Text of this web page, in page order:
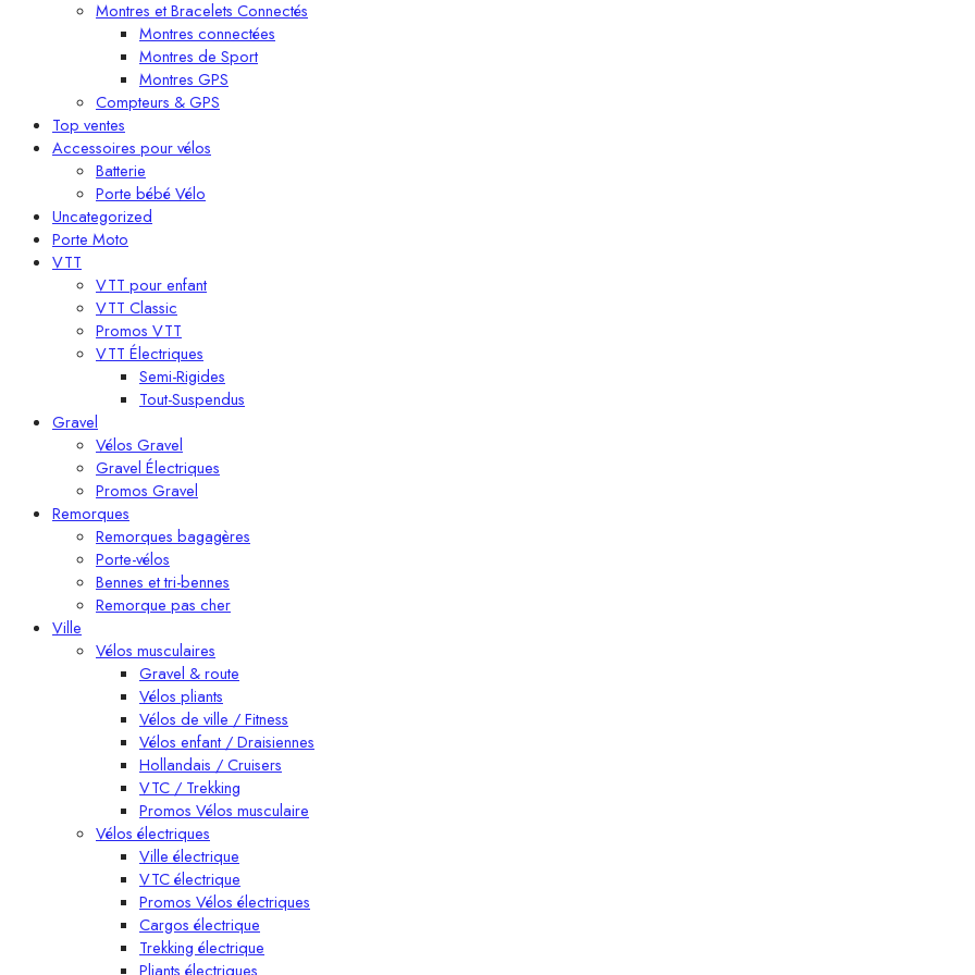
Montres et Bracelets Connectés
Montres connectées
Montres de Sport
Montres GPS
Compteurs & GPS
Top ventes
Accessoires pour vélos
Batterie
Porte bébé Vélo
Uncategorized
Porte Moto
VTT
VTT pour enfant​
VTT Classic
Promos VTT
VTT Électriques
Semi-Rigides
Tout-Suspendus
Gravel
Vélos Gravel
Gravel Électriques
Promos Gravel
Remorques
Remorques bagagères
Porte-vélos
Bennes et tri-bennes
Remorque pas cher
Ville
Vélos musculaires
Gravel & route
Vélos pliants
Vélos de ville / Fitness
Vélos enfant / Draisiennes
Hollandais / Cruisers
VTC / Trekking
Promos Vélos musculaire
Vélos électriques
Ville électrique
VTC électrique
Promos Vélos électriques
Cargos électrique
Trekking électrique
Pliants électriques